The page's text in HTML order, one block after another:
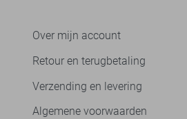
Over mijn account
Retour en terugbetaling
Verzending en levering
Algemene voorwaarden